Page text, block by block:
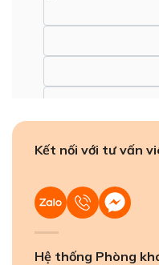
Kết nối với tư vấn
Hệ thống Phòng